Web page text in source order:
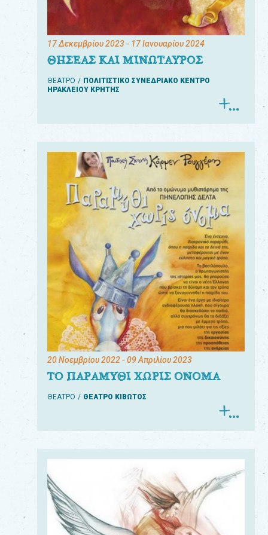
17 Δεκεμβρίου 2023- 17 Ιανουαρίου 2024
ΘΗΣΕΑΣ ΚΑΙ ΜΙΝΩΤΑΥΡΟΣ
ΘΕΑΤΡΟ
ΠΟΛΙΤΙΣΤΙΚΟ ΣΥΝΕΔΡΙΑΚΟ ΚΕΝΤΡΟ
ΗΡΑΚΛΕΙΟΥ ΚΡΗΤΗΣ
20 Νοεμβρίου 2022- 09 Απριλίου 2023
ΤΟ ΠΑΡΑΜΥΘΙ ΧΩΡΙΣ ΟΝΟΜΑ
ΘΕΑΤΡΟ ΘΕΑΤΡΟ ΚΙΒΩΤΟΣ